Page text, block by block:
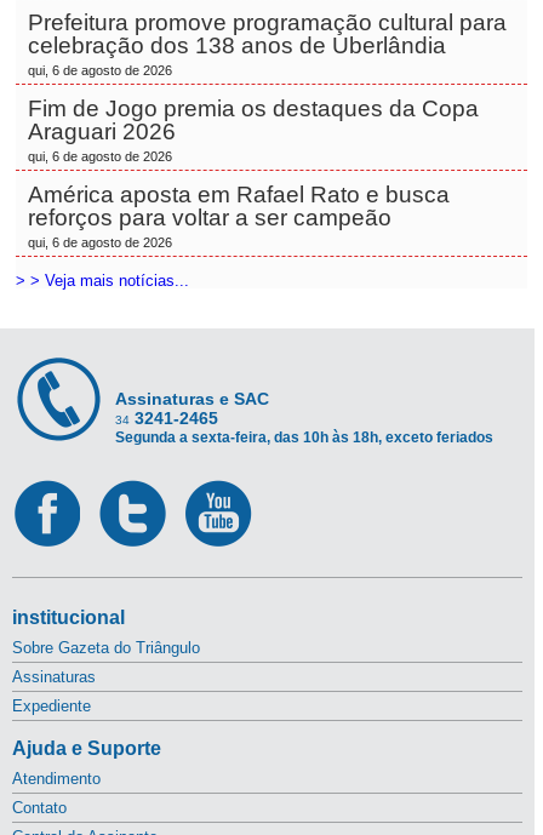
Prefeitura promove programação cultural para
celebração dos 138 anos de Uberlândia
qui, 6 de agosto de 2026
Fim de Jogo premia os destaques da Copa
Araguari 2026
qui, 6 de agosto de 2026
América aposta em Rafael Rato e busca
reforços para voltar a ser campeão
qui, 6 de agosto de 2026
> > Veja mais notícias...
Assinaturas e SAC
34 3241-2465
Segunda a sexta-feira, das 10h às 18h, exceto feriados
institucional
Sobre Gazeta do Triângulo
Assinaturas
Expediente
Ajuda e Suporte
Atendimento
Contato